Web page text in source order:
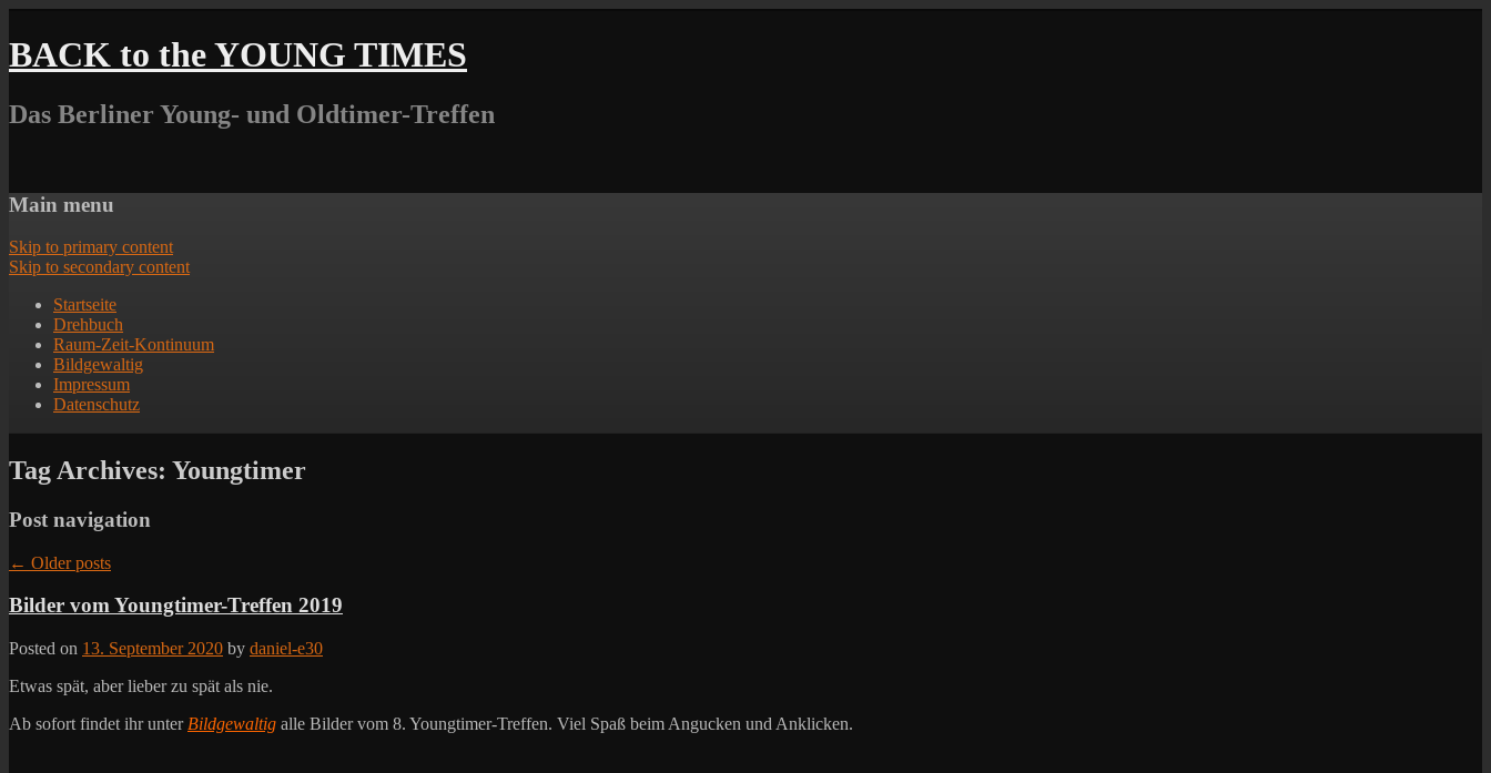
BACK to the YOUNG TIMES
Das Berliner Young- und Oldtimer-Treffen
Main menu
Skip to primary content
Skip to secondary content
Startseite
Drehbuch
Raum-Zeit-Kontinuum
Bildgewaltig
Impressum
Datenschutz
Tag Archives: Youngtimer
Post navigation
← Older posts
Bilder vom Youngtimer-Treffen 2019
Posted on 13. September 2020 by daniel-e30
Etwas spät, aber lieber zu spät als nie.
Ab sofort findet ihr unter Bildgewaltig alle Bilder vom 8. Youngtimer-Treffen. Viel Spaß beim Angucken und Anklicken.